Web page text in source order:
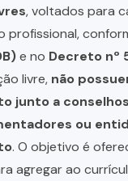
, voltados para
profissional,
e no Decreto nº
livre, não
junto a
ou
. O objetivo é
agregar ao